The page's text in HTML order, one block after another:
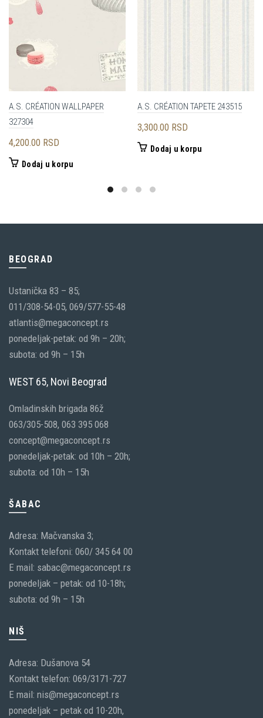
A.S. CRÉATION WALLPAPER
327304
4,200.00 RSD
Dodaj u korpu
A.S. CRÉATION TAPETE 243515
3,300.00 RSD
Dodaj u korpu
BEOGRAD
Ustanička 83 – 85;
011/308-54-05, 069/577-55-48
atlantis@megaconcept.rs
ponedeljak-petak: od 9h – 20h;
subota: od 9h – 15h
WEST 65, Novi Beograd
Omladinskih brigada 86ž
063/305-508, 063 395 068
concept@megaconcept.rs
ponedeljak-petak: od 10h – 20h;
subota: od 10h – 15h
ŠABAC
Adresa: Mačvanska 3;
Kontakt telefoni: 060/ 345 64 00
E mail: sabac@megaconcept.rs
ponedeljak – petak: od 10-18h;
subota: od 9h – 15h
NIŠ
Adresa: Dušanova 54
Kontakt telefon: 069/3171-727
E mail: nis@megaconcept.rs
ponedeljak – petak od 10-20h,